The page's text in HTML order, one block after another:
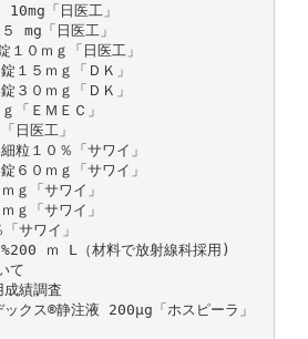
「日医工」
mg「日医工」
１０ｍｇ「日医工」
１５ｍｇ「ＤＫ」
３０ｍｇ「ＤＫ」
「ＥＭＥＣ」
日医工」
粒１０％「サワイ」
６０ｍｇ「サワイ」
ｇ「サワイ」
ｇ「サワイ」
サワイ」
ｍ L（材料で放射線科採用)
て
績調査
クス®静注液 200μg「ホスピーラ」